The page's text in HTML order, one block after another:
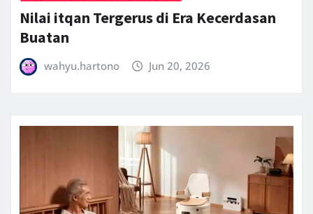
Nilai itqan Tergerus di Era Kecerdasan
Buatan
wahyu.hartono Jun 20, 2026